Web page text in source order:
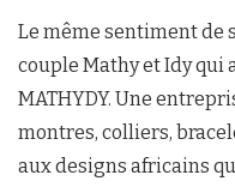
Le même sentiment de
couple Mathy et Idy qui
MATHYDY. Une
montres, colliers,
aux designs africains